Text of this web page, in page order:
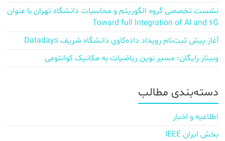
نشست تخصصی گروه الگوریتم و محاسبات دانشگاه تهران با عنوان
Toward full Integration of AI and 6G
آغاز پیش‌ ثبت‌نام رویداد داده‌کاوی دانشگاه شریف Datadays
وبینار رایگان: مسیر نوین ریاضیات به مکانیک کوانتومی
دسته‌بندی مطالب
اطلاعیه و اخبار
بخش ایران IEEE